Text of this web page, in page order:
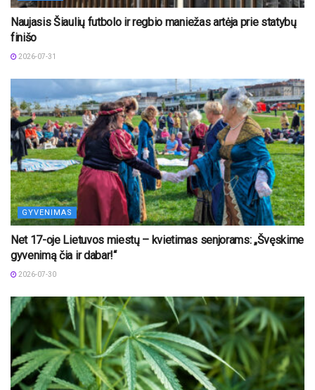
Naujasis Šiaulių futbolo ir regbio maniežas artėja prie statybų
finišo
2026-07-31
GYVENIMAS
Net 17-oje Lietuvos miestų – kvietimas senjorams: „Švęskime
gyvenimą čia ir dabar!“
2026-07-30